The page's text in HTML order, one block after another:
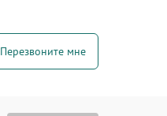
Перезвоните мне